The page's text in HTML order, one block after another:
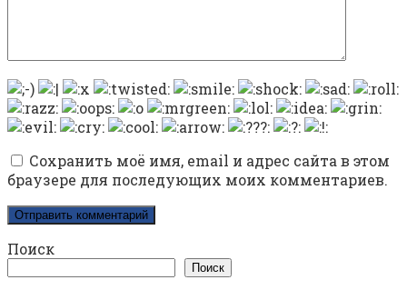
Сохранить моё имя, email и адрес сайта в этом
браузере для последующих моих комментариев.
Поиск
Поиск